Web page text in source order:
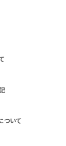
ついて